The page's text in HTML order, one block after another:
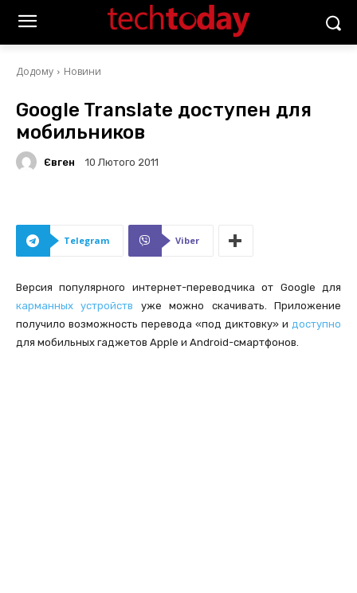
Додому Новини
Google Translate доступен для
мобильников
Євген 10 Лютого 2011
Telegram Viber
Версия популярного интернет-переводчика от Google для
карманных устройств уже можно скачивать. Приложение
получило возможность перевода «под диктовку» и доступно
для мобильных гаджетов Apple и Android-смартфонов.